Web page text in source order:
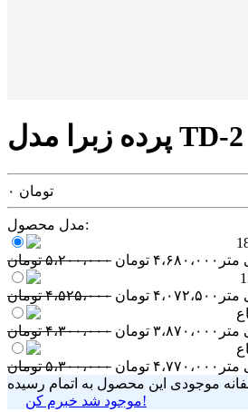
پرده زبرا مدل TD-2
۰ تومان
مدل محصول:
180
متر ۴،۶۸۰،۰۰۰ تومان ۵،۲۰۰،۰۰۰تومان
150
متر ۴،۰۷۲،۵۰۰ تومان ۴،۵۲۵،۰۰۰تومان
۳،۸۷۰،۰۰۰ تومان ۴،۳۰۰،۰۰۰تومان
۴،۷۷۰،۰۰۰ تومان ۵،۳۰۰،۰۰۰تومان
موجودی این محصول به اتمام رسیده
موجود شد خبرم کن!